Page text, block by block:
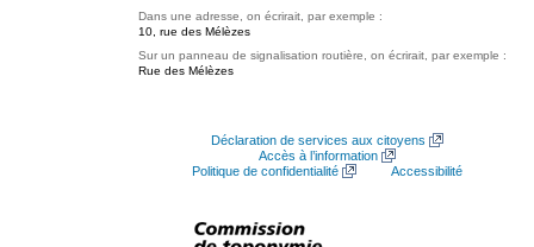
Dans une adresse, on écrirait, par exemple :
10, rue des Mélèzes
Sur un panneau de signalisation routière, on écrirait, par exemple :
Rue des Mélèzes
Déclaration de services aux citoyens
Accès à l’information
Politique de confidentialité
Accessibilité